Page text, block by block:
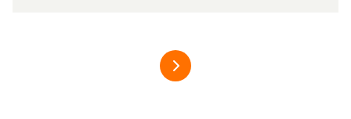
meer over hardfruit